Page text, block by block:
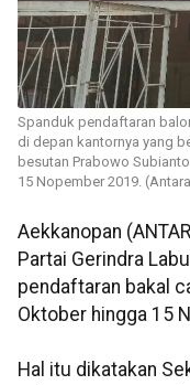
Spanduk pendaftaran
di depan kantornya yang
besutan Prabowo
15 Nopember 2019.
Aekkanopan
Partai Gerindra
pendaftaran bakal
Oktober hingga 15
Hal itu dikatakan